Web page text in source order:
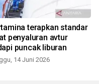
terapkan standar
penyaluran avtur
puncak liburan
14 Juni 2026